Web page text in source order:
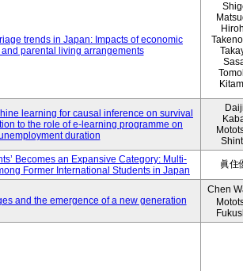
trends in Japan: Impacts of economic
parental living arrangements
learning for causal inference on survival
to the role of e-learning programme on
duration
Becomes an Expansive Category: Multi-
Former International Students in Japan
眞住
and the emergence of a new generation
Chen